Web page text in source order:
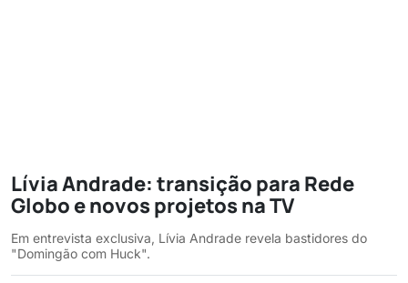
Lívia Andrade: transição para Rede
Globo e novos projetos na TV
Em entrevista exclusiva, Lívia Andrade revela bastidores do
"Domingão com Huck".